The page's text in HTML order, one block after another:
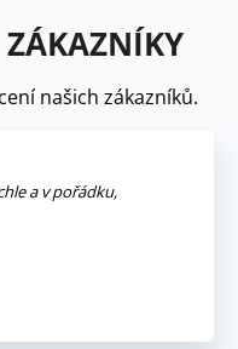
našich zákazníků.
a v pořádku,